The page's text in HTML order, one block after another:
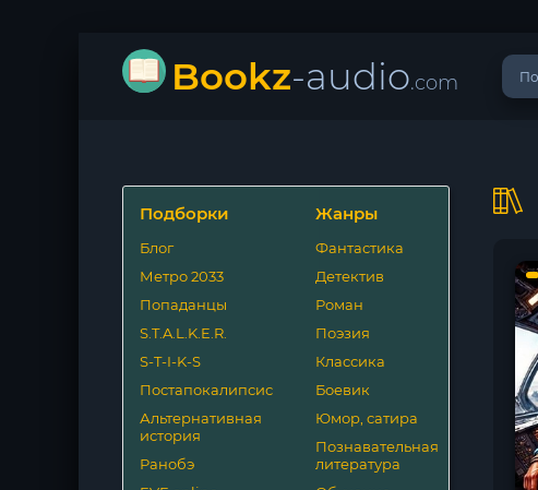
Bookz-audio.com
Подборки
Блог
Метро 2033
Попаданцы
S.T.A.L.K.E.R.
S-T-I-K-S
Постапокалипсис
Альтернативная
история
Ранобэ
Жанры
Фантастика
Детектив
Роман
Поэзия
Классика
Боевик
Юмор, сатира
Познавательная
литература